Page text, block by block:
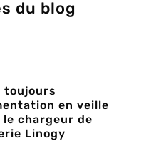
du blog
toujours
en veille
le chargeur de
Linogy